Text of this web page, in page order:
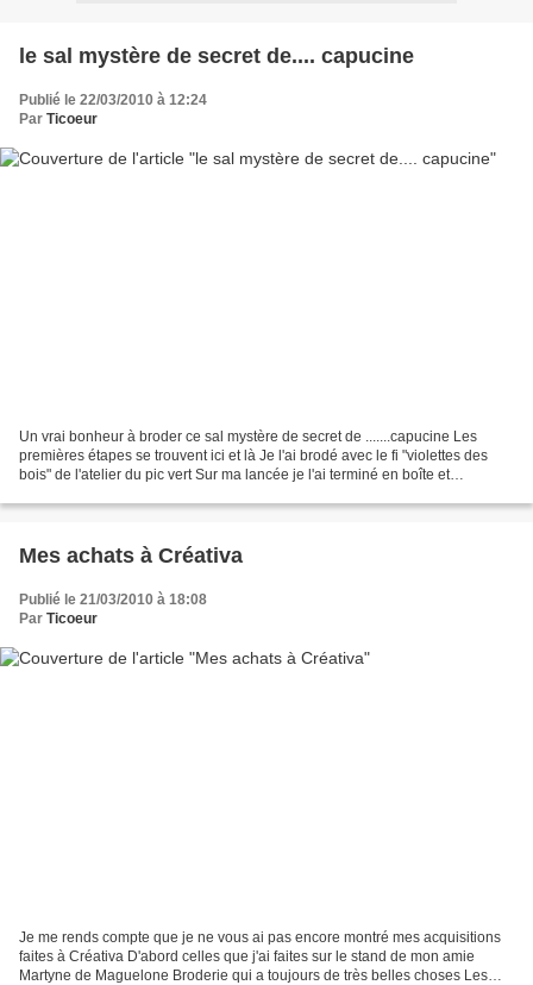
le sal mystère de secret de.... capucine
Publié le 22/03/2010 à 12:24
Par Ticoeur
Un vrai bonheur à broder ce sal mystère de secret de .......capucine Les
premières étapes se trouvent ici et là Je l'ai brodé avec le fi "violettes des
bois" de l'atelier du pic vert Sur ma lancée je l'ai terminé en boîte et
Mes achats à Créativa
Publié le 21/03/2010 à 18:08
Par Ticoeur
Je me rends compte que je ne vous ai pas encore montré mes acquisitions
faites à Créativa D'abord celles que j'ai faites sur le stand de mon amie
Martyne de Maguelone Broderie qui a toujours de très belles choses Les